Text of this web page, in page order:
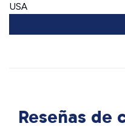
USA
Reseñas de